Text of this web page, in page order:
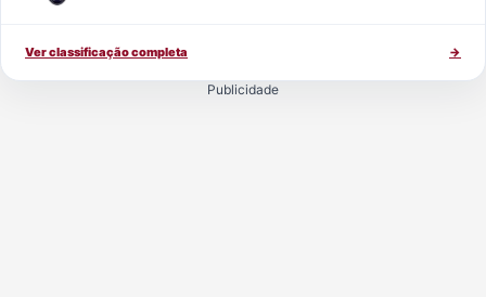
Ver classificação completa →
Publicidade